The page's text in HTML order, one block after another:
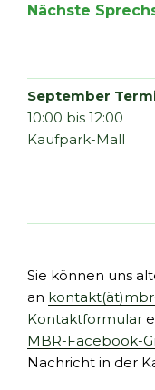
Nächste
September
10:00 bis 12:00
Kaufpark-Mall
Sie können uns
an
Kontaktformular
MBR-Facebook-
Nachricht in der